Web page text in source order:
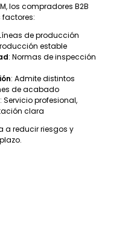
los compradores B2B
factores:
de producción
estable
: Normas de inspección
: Admite distintos
de acabado
: Servicio profesional,
clara
a reducir riesgos y